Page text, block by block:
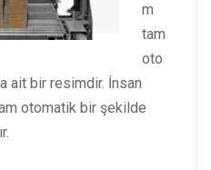
m
tam
oto
ait bir resimdir. İnsan
otomatik bir şekilde